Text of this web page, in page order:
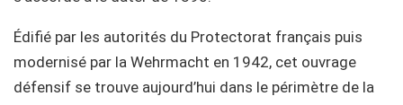
Édifié par les autorités du Protectorat français puis
modernisé par la Wehrmacht en 1942, cet ouvrage
défensif se trouve aujourd’hui dans le périmètre de la